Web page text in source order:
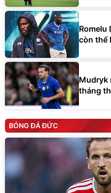
Romelu
còn thể
Mudryk
tháng
BÓNG ĐÁ ĐỨC